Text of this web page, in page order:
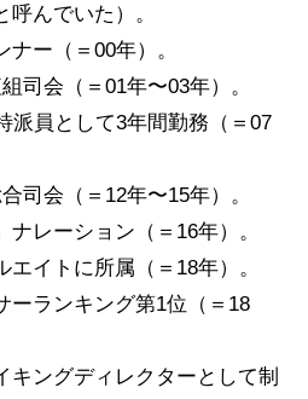
んでいた）。
ナー（＝00年）。
司会（＝01年〜03年）。
派員として3年間勤務（＝07
司会（＝12年〜15年）。
ナレーション（＝16年）。
エイトに所属（＝18年）。
ーランキング第1位（＝18
キングディレクターとして制